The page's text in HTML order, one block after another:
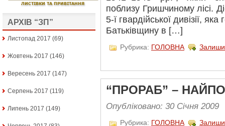
АРХІВ “ЗП”
Листопад 2017 (69)
Жовтень 2017 (146)
Вересень 2017 (147)
Серпень 2017 (119)
Липень 2017 (149)
поблизу Гришчиному лісі.
5-ї гвардійської дивізії,
Батьківщину в […]
Рубрика: ГОЛОВНА
“ПРОРАБ” –
Опубліковано: 30 Січня 2009
Рубрика: ГОЛОВНА